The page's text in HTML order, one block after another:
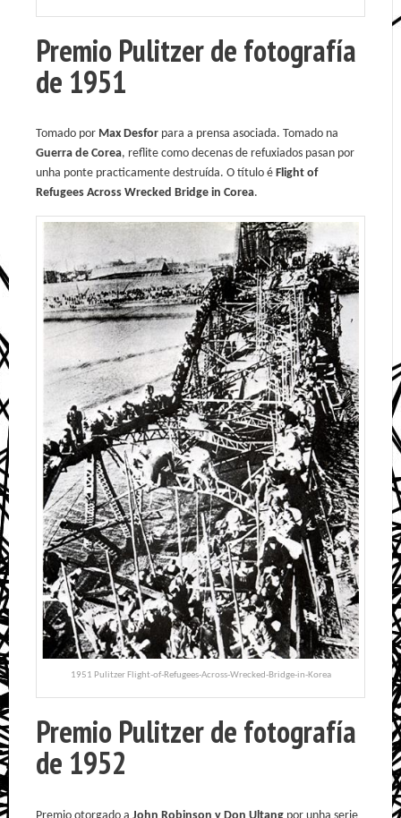
Premio Pulitzer de fotografía
de 1951
Tomado por Max Desfor para a prensa asociada. Tomado na
Guerra de Corea, reflite como decenas de refuxiados pasan por
unha ponte practicamente destruída. O título é Flight of
Refugees Across Wrecked Bridge in Corea.
1951 Pulitzer Flight-of-Refugees-Across-Wrecked-Bridge-in-Korea
Premio Pulitzer de fotografía
de 1952